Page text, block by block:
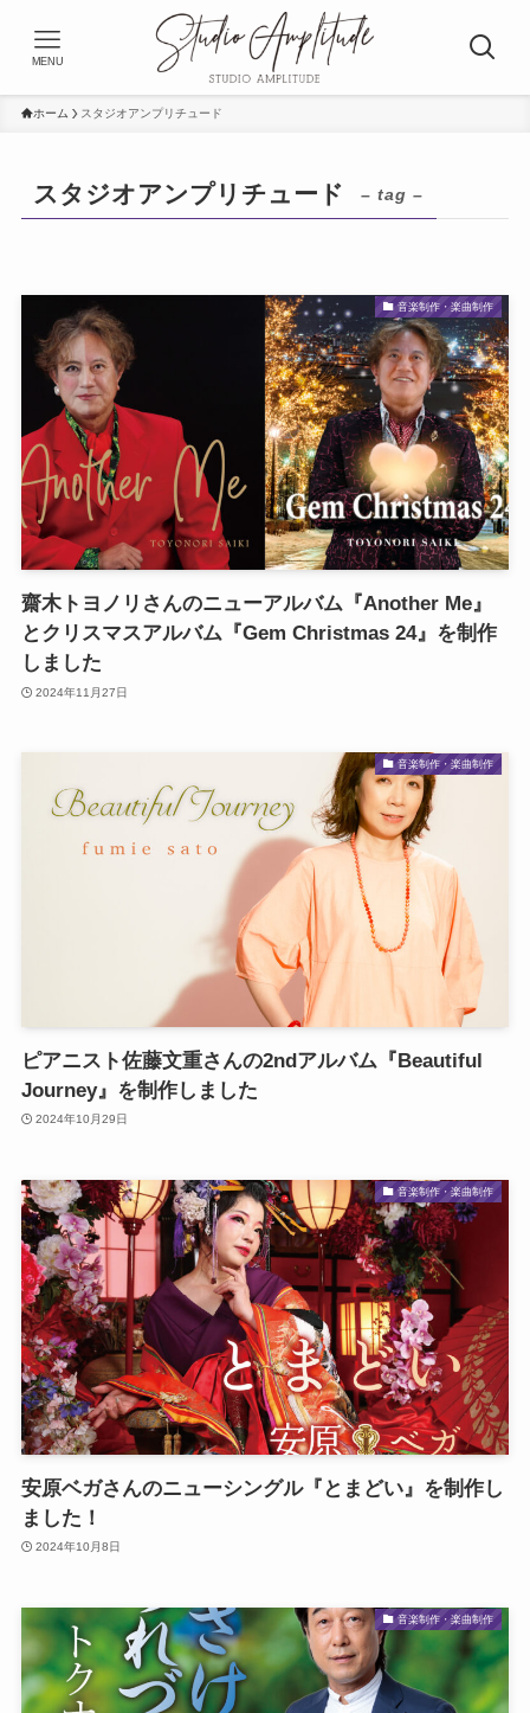
MENU
ホーム スタジオアンプリチュード
スタジオアンプリチュード – tag –
音楽制作・楽曲制作
齋木トヨノリさんのニューアルバム『Another Me』
とクリスマスアルバム『Gem Christmas 24』を制作
しました
2024年11月27日
音楽制作・楽曲制作
ピアニスト佐藤文重さんの2ndアルバム『Beautiful
Journey』を制作しました
2024年10月29日
音楽制作・楽曲制作
安原ベガさんのニューシングル『とまどい』を制作し
ました！
2024年10月8日
音楽制作・楽曲制作